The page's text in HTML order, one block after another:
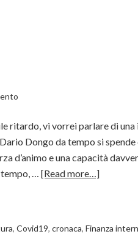
ritardo, vi vorrei parlare di
Dongo da tempo si
d’animo e una capacità
tempo, … [Read more…]
, Covid19, cronaca, Finanza